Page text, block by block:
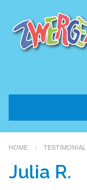
Home
Konzept
HOME TESTIMONIAL
Julia R.